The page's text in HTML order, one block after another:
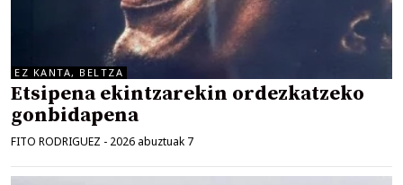
EZ KANTA, BELTZA
Etsipena ekintzarekin ordezkatzeko
gonbidapena
FITO RODRIGUEZ - 2026 abuztuak 7